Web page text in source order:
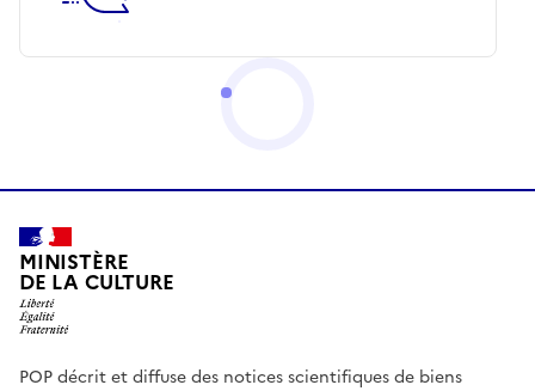
MINISTÈRE
DE LA CULTURE
POP décrit et diffuse des notices scientifiques de biens